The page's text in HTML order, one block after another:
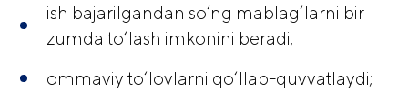
ish bajarilgandan so‘ng mablag‘larni bir
zumda to‘lash imkonini beradi;
ommaviy to‘lovlarni qo‘llab-quvvatlaydi;